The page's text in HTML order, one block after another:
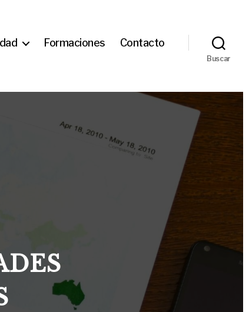
Formaciones Contacto
Buscar